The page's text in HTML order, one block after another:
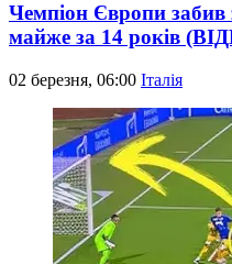
Чемпіон Європи забив
майже за 14 років
02 березня, 06:00 Італія